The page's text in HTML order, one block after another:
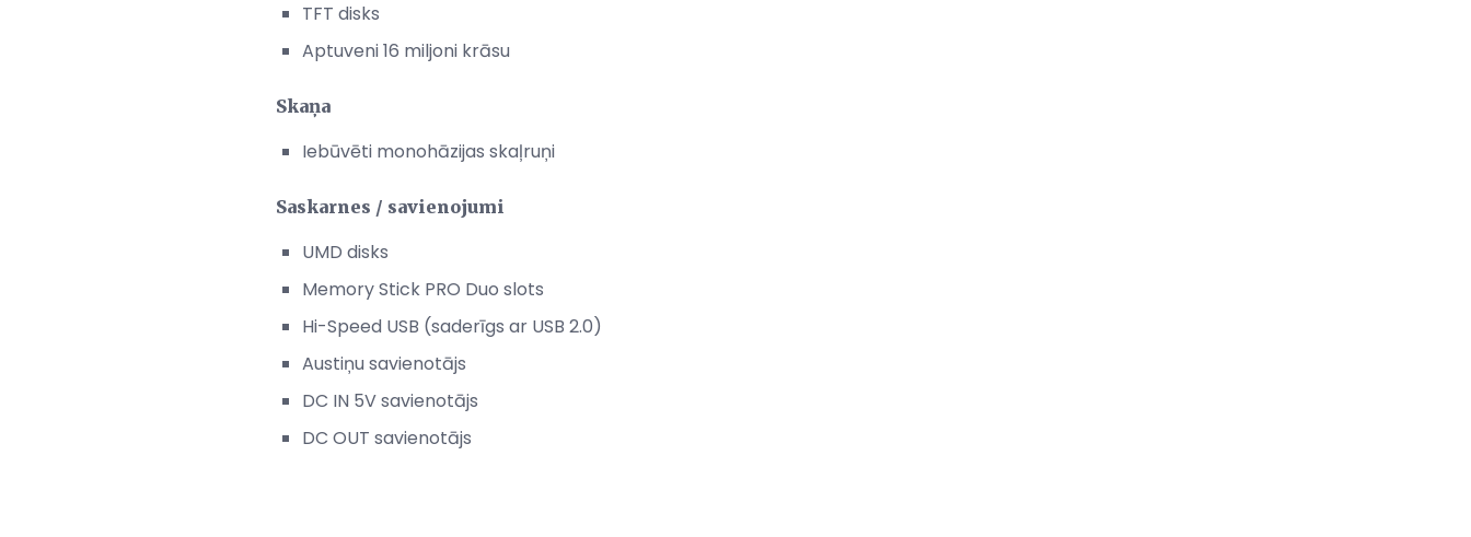
TFT disks
Aptuveni 16 miljoni krāsu
Skaņa
Iebūvēti monohāzijas skaļruņi
Saskarnes / savienojumi
UMD disks
Memory Stick PRO Duo slots
Hi-Speed ​​USB (saderīgs ar USB 2.0)
Austiņu savienotājs
DC IN 5V savienotājs
DC OUT savienotājs